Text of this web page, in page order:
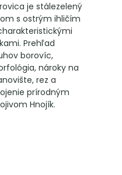
je stálezelený
s ostrým ihličím
Prehľad
borovíc,
nároky na
rez a
prírodným
Hnojík.